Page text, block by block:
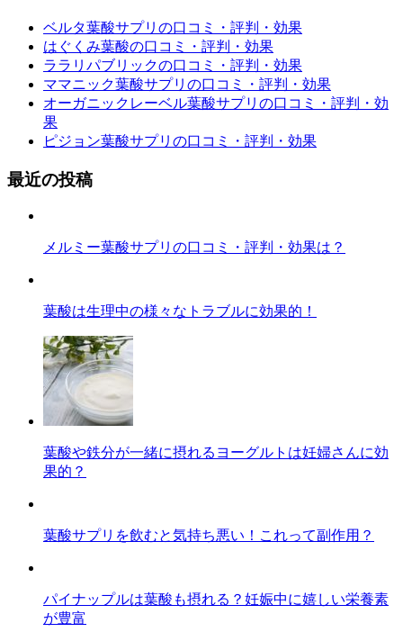
ベルタ葉酸サプリの口コミ・評判・効果
はぐくみ葉酸の口コミ・評判・効果
ララリパブリックの口コミ・評判・効果
ママニック葉酸サプリの口コミ・評判・効果
オーガニックレーベル葉酸サプリの口コミ・評判・効
果
ピジョン葉酸サプリの口コミ・評判・効果
最近の投稿
メルミー葉酸サプリの口コミ・評判・効果は？
葉酸は生理中の様々なトラブルに効果的！
葉酸や鉄分が一緒に摂れるヨーグルトは妊婦さんに効
果的？
葉酸サプリを飲むと気持ち悪い！これって副作用？
パイナップルは葉酸も摂れる？妊娠中に嬉しい栄養素
が豊富